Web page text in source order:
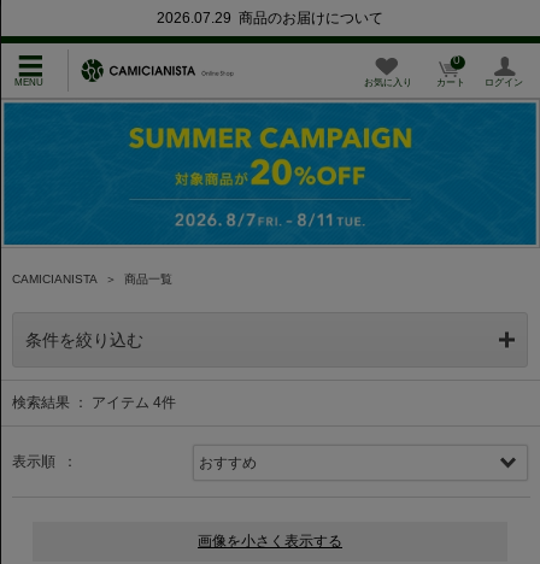
2026.07.29 商品のお届けについて
お気に入り カート
0
ログイン
CAMICIANISTA ＞ 商品一覧
条件を絞り込む
検索結果 ： アイテム 4件
表示順 ：